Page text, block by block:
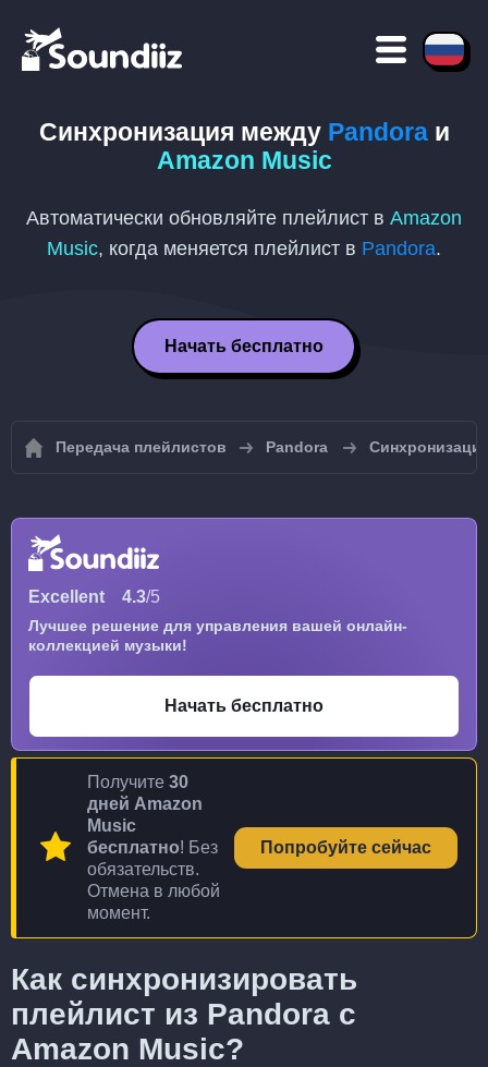
Синхронизация между Pandoraи
Amazon Music
Автоматически обновляйте плейлист в Amazon
Music, когда меняется плейлист в Pandora.
Начать бесплатно
Передача плейлистов Pandora
Excellent 4.3/5
Лучшее решение для управления вашей онлайн-
коллекцией музыки!
Начать бесплатно
Получите 30
дней Amazon
Music
бесплатно! Без
обязательств.
Отмена в любой
момент.
Попробуйте сейчас
Как синхронизировать
плейлист из Pandora с
Amazon Music?